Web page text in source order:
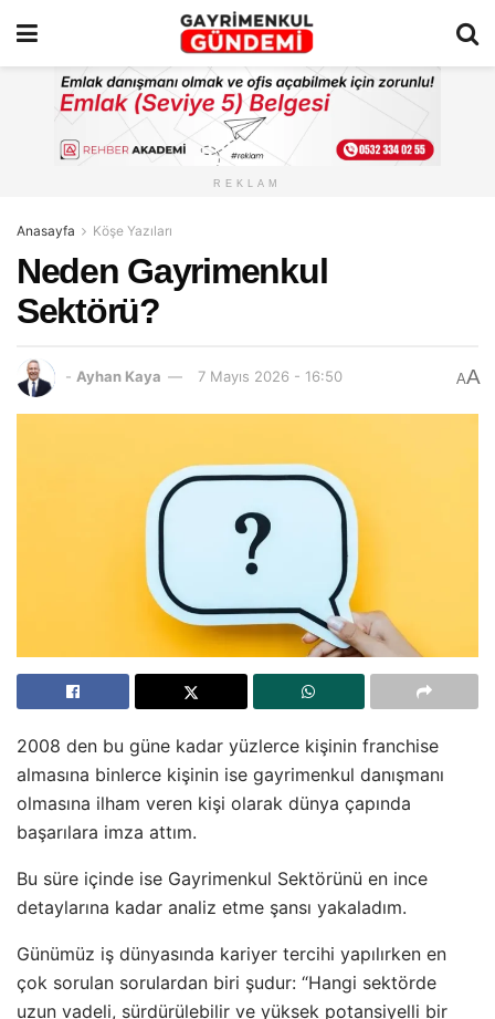
REKLAM
Anasayfa Köşe Yazıları
Neden Gayrimenkul
Sektörü?
- Ayhan Kaya 7 Mayıs 2026 - 16:50 AA
2008 den bu güne kadar yüzlerce kişinin franchise
almasına binlerce kişinin ise gayrimenkul danışmanı
olmasına ilham veren kişi olarak dünya çapında
başarılara imza attım.
Bu süre içinde ise Gayrimenkul Sektörünü en ince
detaylarına kadar analiz etme şansı yakaladım.
Günümüz iş dünyasında kariyer tercihi yapılırken en
çok sorulan sorulardan biri şudur: “Hangi sektörde
uzun vadeli, sürdürülebilir ve yüksek potansiyelli bir